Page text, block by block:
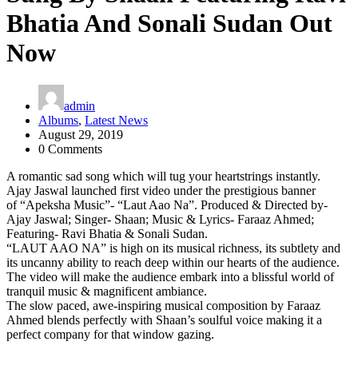
Bhatia And Sonali Sudan Out
Now
admin
Albums, Latest News
August 29, 2019
0 Comments
A romantic sad song which will tug your heartstrings instantly.
Ajay Jaswal launched first video under the prestigious banner
of “Apeksha Music”- “Laut Aao Na”. Produced & Directed by-
Ajay Jaswal; Singer- Shaan; Music & Lyrics- Faraaz Ahmed;
Featuring- Ravi Bhatia & Sonali Sudan.
“LAUT AAO NA” is high on its musical richness, its subtlety and
its uncanny ability to reach deep within our hearts of the audience.
The video will make the audience embark into a blissful world of
tranquil music & magnificent ambiance.
The slow paced, awe-inspiring musical composition by Faraaz
Ahmed blends perfectly with Shaan’s soulful voice making it a
perfect company for that window gazing.